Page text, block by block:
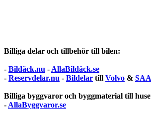
Billiga delar och tillbehör till bilen:
- Bildäck.nu - AllaBildäck.se
- Reservdelar.nu - Bildelar till Volvo &
Billiga byggvaror och byggmaterial till
- AllaByggvaror.se